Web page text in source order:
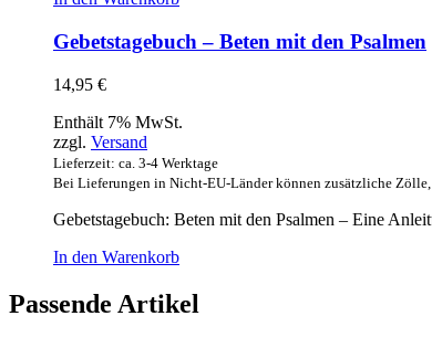
Gebetstagebuch – Beten mit den Psalmen
14,95 €
Enthält 7% MwSt.
zzgl. Versand
Lieferzeit: ca. 3-4 Werktage
Bei Lieferungen in Nicht-EU-Länder können zusätzliche Zölle,
Gebetstagebuch: Beten mit den Psalmen – Eine
In den Warenkorb
Passende Artikel